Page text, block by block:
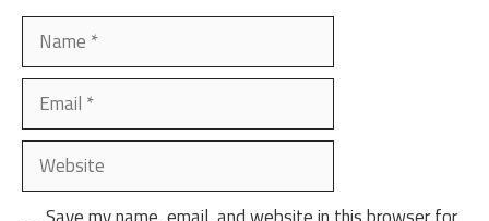
Name
Email
Website